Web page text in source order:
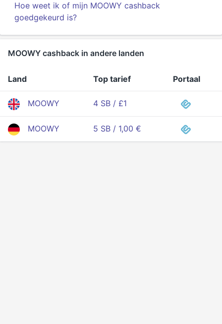
Hoe weet ik of mijn MOOWY cashback
goedgekeurd is?
MOOWY cashback in andere landen
Land Top tarief Portaal
MOOWY 4 SB / £1
MOOWY 5 SB / 1,00 €